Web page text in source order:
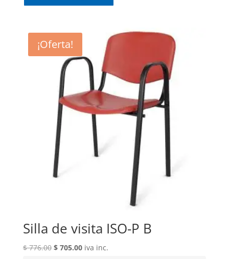
¡Oferta!
Silla de visita ISO-P B
$776.00 El
$705.00Eliva inc.